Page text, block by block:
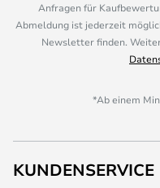
Anfragen für
Abmeldung ist jederzeit
Newsletter finden.
*Ab einem
KUNDENSERVICE